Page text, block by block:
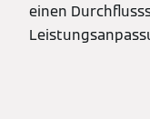
einen